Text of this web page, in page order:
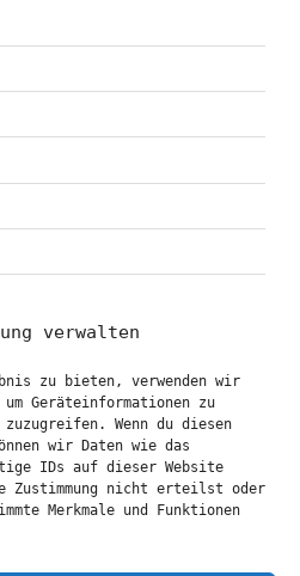
verwalten
zu bieten, verwenden wir
Geräteinformationen zu
Wenn du diesen
wir Daten wie das
IDs auf dieser Website
Zustimmung nicht erteilst oder
Merkmale und Funktionen